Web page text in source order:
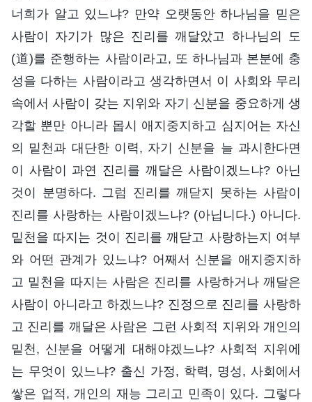
너희가 알고 있느냐? 만약 오랫동안 하나님을 믿은
사람이 자기가 많은 진리를 깨달았고 하나님의 도
(道)를 준행하는 사람이라고, 또 하나님과 본분에 충
성을 다하는 사람이라고 생각하면서 이 사회와 무리
속에서 사람이 갖는 지위와 자기 신분을 중요하게 생
각할 뿐만 아니라 몹시 애지중지하고 심지어는 자신
의 밑천과 대단한 이력, 자기 신분을 늘 과시한다면
이 사람이 과연 진리를 깨달은 사람이겠느냐? 아닌
것이 분명하다. 그럼 진리를 깨닫지 못하는 사람이
진리를 사랑하는 사람이겠느냐? (아닙니다.) 아니다.
밑천을 따지는 것이 진리를 깨닫고 사랑하는지 여부
와 어떤 관계가 있느냐? 어째서 신분을 애지중지하
고 밑천을 따지는 사람은 진리를 사랑하거나 깨달은
사람이 아니라고 하겠느냐? 진정으로 진리를 사랑하
고 진리를 깨달은 사람은 그런 사회적 지위와 개인의
밑천, 신분을 어떻게 대해야겠느냐? 사회적 지위에
는 무엇이 있느냐? 출신 가정, 학력, 명성, 사회에서
쌓은 업적, 개인의 재능 그리고 민족이 있다. 그렇다